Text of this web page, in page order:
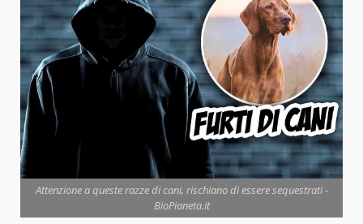
Attenzione a queste razze di cani, rischiano di essere sequestrati -
BioPianeta.it